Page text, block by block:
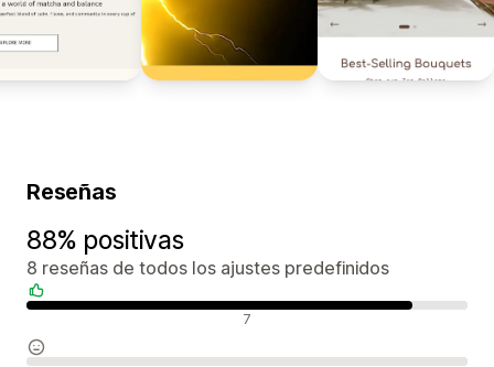
Reseñas
88% positivas
8 reseñas de todos los ajustes predefinidos
7